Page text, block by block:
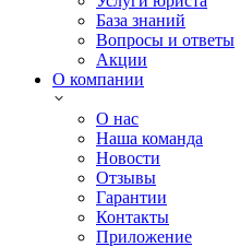
База знаний
Вопросы и ответы
Акции
О компании
О нас
Наша команда
Новости
Отзывы
Гарантии
Контакты
Приложение